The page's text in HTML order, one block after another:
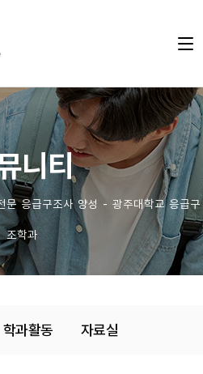
니티
문 응급구조사 양성 - 광주대학교 응급구
조학과
학과활동 자료실